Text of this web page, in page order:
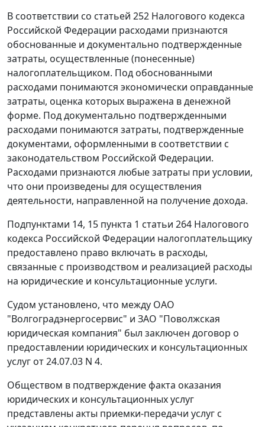
В соответствии со статьей 252 Налогового кодекса
Российской Федерации расходами признаются
обоснованные и документально подтвержденные
затраты, осуществленные (понесенные)
налогоплательщиком. Под обоснованными
расходами понимаются экономически оправданные
затраты, оценка которых выражена в денежной
форме. Под документально подтвержденными
расходами понимаются затраты, подтвержденные
документами, оформленными в соответствии с
законодательством Российской Федерации.
Расходами признаются любые затраты при условии,
что они произведены для осуществления
деятельности, направленной на получение дохода.
Подпунктами 14, 15 пункта 1 статьи 264 Налогового
кодекса Российской Федерации налогоплательщику
предоставлено право включать в расходы,
связанные с производством и реализацией расходы
на юридические и консультационные услуги.
Судом установлено, что между ОАО
"Волгоградэнергосервис" и ЗАО "Поволжская
юридическая компания" был заключен договор о
предоставлении юридических и консультационных
услуг от 24.07.03 N 4.
Обществом в подтверждение факта оказания
юридических и консультационных услуг
представлены акты приемки-передачи услуг с